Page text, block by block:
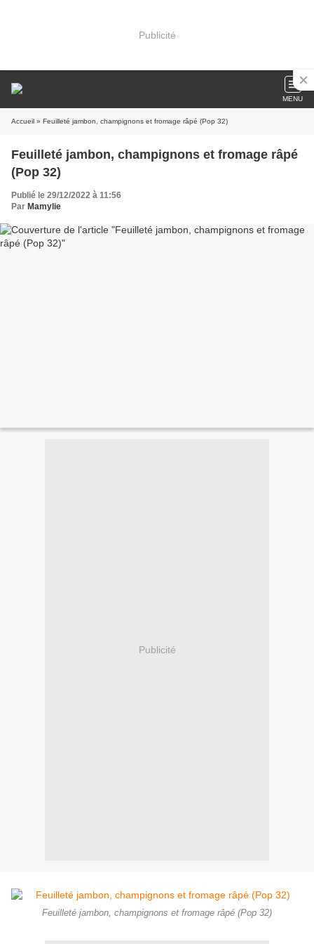
Publicité
MENU
Accueil » Feuilleté jambon, champignons et fromage râpé (Pop 32)
Feuilleté jambon, champignons et fromage râpé
(Pop 32)
Publié le 29/12/2022 à 11:56
Par Mamylie
Publicité
Feuilleté jambon, champignons et fromage râpé (Pop 32)